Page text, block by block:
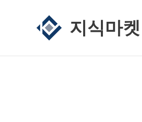
지식마켓